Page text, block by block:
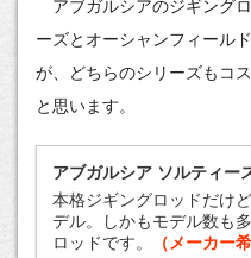
アブガルシアのジギング
ーズとオーシャンフィール
が、どちらのシリーズもコ
と思います。
アブガルシア ソルティー
本格ジギングロッドだけ
デル。しかもモデル数も
ロッドです。
（メーカー